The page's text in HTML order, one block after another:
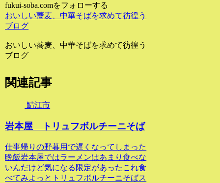
fukui-soba.comをフォローする
おいしい蕎麦、中華そばを求めて彷徨う
ブログ
おいしい蕎麦、中華そばを求めて彷徨う
ブログ
関連記事
鯖江市
岩本屋 トリュフボルチーニそば
仕事帰りの野暮用で遅くなってしまった
晩飯岩本屋ではラーメンはあまり食べな
いんだけど気になる限定があったこれ食
べてみよっとトリュフボルチーニそばス